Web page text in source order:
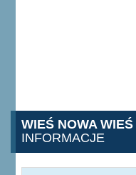
WIEŚ NOWA WIEŚ
INFORMACJE